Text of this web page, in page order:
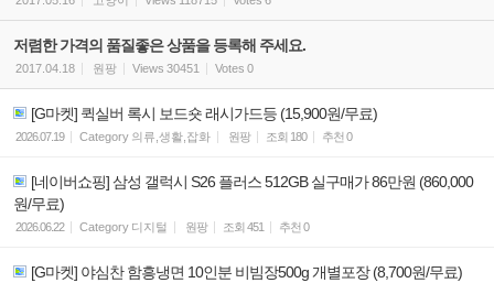
저렴한 가격의 품질좋은 상품을 등록해 주세요.
2017.04.18 원팡 Views 30451 Votes 0
[G마켓] 퀵실버 록시 보드숏 래시가드등 (15,900원/무료)
2026.07.19 Category 의류,생활,잡화 원팡 조회 180 추천 0
[네이버쇼핑] 삼성 갤럭시 S26 플러스 512GB 실구매가 86만원 (860,000
원/무료)
2026.06.22 Category 디지털 원팡 조회 451 추천 0
[G마켓] 야심찬 함흥냉면 10인분 비빔장500g 개별포장 (8,700원/무료)